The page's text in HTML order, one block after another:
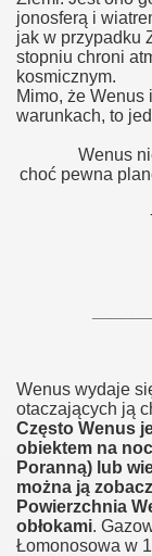
jonosferą i
jak w przypadku
stopniu chroni
kosmicznym.
Mimo, że Wenus
warunkach, to
Wenus
choć pewna
Wenus wydaje
otaczających ją
Często Wenus
obiektem na
Poranną) lub
można ją
Powierzchnia
obłokami.
Łomonosowa w